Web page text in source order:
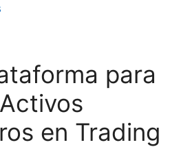
para
en Trading